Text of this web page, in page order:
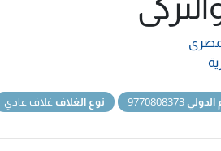
الدولي نوع الغلاف غلاف عادي